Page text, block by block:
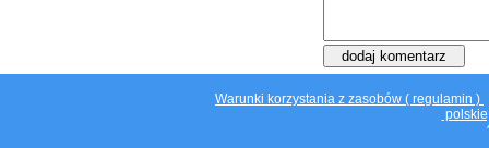
Warunki korzystania z zasobów ( regulamin )